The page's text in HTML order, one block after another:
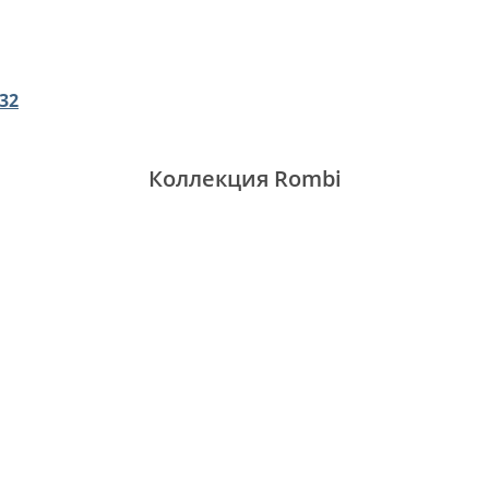
Коллекция Rombi